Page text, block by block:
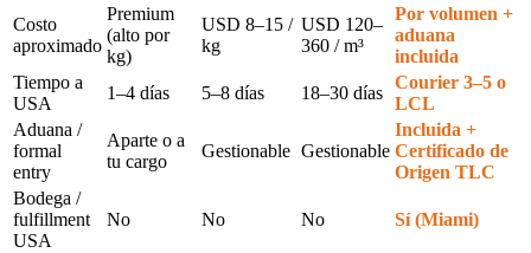
Costo
aproximado
Premium
(alto por
kg)
USD 8–15 /
kg
USD 120–
360 / m³
Por volumen +
aduana
incluida
Tiempo a
USA
1–4 días 5–8 días 18–30 días
Courier 3–5 o
LCL
Aduana /
formal
entry
Aparte o a
tu cargo
Gestionable Gestionable
Incluida +
Certificado de
Origen TLC
Bodega /
fulfillment
USA
No No No Sí (Miami)